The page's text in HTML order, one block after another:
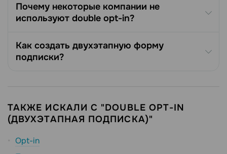
Почему некоторые компании не
используют double opt-in?
Как создать двухэтапную форму
подписки?
ТАКЖЕ ИСКАЛИ С "DOUBLE OPT-IN
(ДВУХЭТАПНАЯ ПОДПИСКА)"
Opt-in